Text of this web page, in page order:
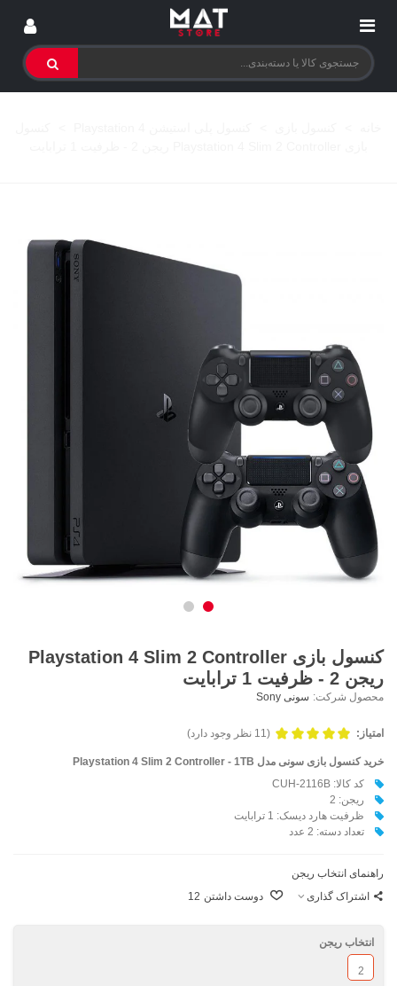
کنسول بازی Playstation 4 Slim 2 Controller
ریجن 2 - ظرفیت 1 ترابایت
محصول شرکت: سونی Sony
امتیاز: (11 نظر وجود دارد)
خرید کنسول بازی سونی مدل Playstation 4 Slim 2 Controller - 1TB
کد کالا: CUH-2116B
ريجن: 2
ظرفيت هارد دیسک: 1 ترابایت
تعداد دسته: 2 عدد
راهنمای انتخاب ریجن
اشتراک گذاری
دوست داشتن 12
انتخاب ریجن
2